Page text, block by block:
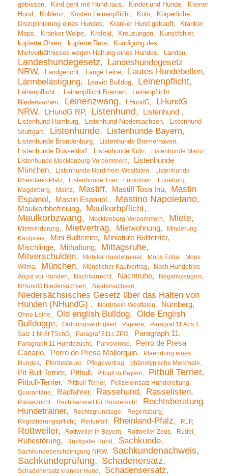
gebissen
Kind geht mit Hund raus Kinder und Hunde
Kleiner
Hund
Koblenz Kosten Leinenpflicht Köln
Körperliche
Disziplinierung eines Hundes
Kranker Hund gekauft
Kranker
Mops
Kranker Welpe Krefeld Kreuzungen
Kunstfehler
kupierte Ohren
kupierte Rute
Kündigung des
Mietverhältnisses wegen Haltung eines Hundes
Landau
Landeshundegesetz
Landeshundegesetz
NRW
Landgericht Lange Leine
Lautes Hundebellen
Lärmbelästigung
Leavitt Bulldog Leinenpflicht
Leinenpflicht Leinenpflicht Bremen
Leinenpflicht
Niedersachen
Leinenzwang LHundG
LHundG
NRW
LHundG RP Listenhund Listenhund
Listenhund Hamburg Listenhund Niedersachsen
Listenhund
Stuttgart
Listenhunde Listenhunde Bayern
Listenhunde Brandenburg
Listenhunde Bremerhaven
Listenhunde Düsseldorf
Listenhunde Köln
Listenhunde Mainz
Listenhunde Mecklenburg-Vorpommern
Listenhunde
München
Listenhunde Nordrhein-Westfalen
Listenhunde
Rheinland-Pfalz
Listenhunde Trier Lockdown
Lüneburg
Magdeburg
Mainz Mastiff Mastiff Tosa Inu
Mastin
Espanol
Mastin Espanol Mastino Napoletano
Maulkorbbefreiung Maulkorbpflicht
Maulkorbzwang Mecklenburg-Vorpommern Miete
Mietminderung Mietvertrag Mietwohnung
Minderung
Kaufpreis
Mini Bullterrier
Miniature Bullterrier
Mischlinge
Mithaftung
Mittagsruhe
Mitverschulden
Mobiler Hundetrainer Mops Edda
Mops
Wilma
München Mündlicher Kaufvertrag
Nach Hundebiss
Angst vor Hunden
Nachbarrecht Nachtruhe
Negativzeugnis
NHundG Niedersachsen
Niedersachsen
Niedersächsisches Gesetz über das Halten von
Hunden (NHundG)
Nordrhein-Westfalen Nürnberg
Ohne Leine Old english Bulldog
Olde English
Bulldogge
Ordnungswidrigkeit Papiere
Paragraf 11 Abs.1
Satz 1 Nr.8f TSchG
Paragraf 811c ZPO Paragraph 11
Paragraph 11 Hundezucht Parvovirose
Perro de Presa
Canario
Perro de Presa Mallorquin
Pfaendung eines
Hundes
Pferdesteuer Pflegevertrag phänotypische Merkmale
Pit-Bull-Terrier Pitbull Pitbull in Bayern Pitbull Terrier
Pitbull-Terrier Pittbull Terrier
Polizeieinsatz Hunderettung
Quarantäne
Radfahrer Rassehund Rasselisten
Rassezucht Rechtsanwalt für Hunderecht
Rechtsberatung
Hundetrainer
Rechtsgrundlage
Regensburg
Registrierungspflicht
Reitunfall Rheinland-Pfalz RLP
Rottweiler Rottweiler in Bayern Rottweiler Zeus Rudel
Ruhestörung Rückgabe Hund Sachkunde
Sachkundebescheinigung NRW
Sachkundenachweis
Sachkundeprüfung
Schadenersatz
Schadenersatz kranker Hund Schadensersatz